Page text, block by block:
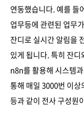
연동했습니다. 예를 들
업무등에 관련된 업무
잔디로 실시간 알림을
있게 됩니다. 특히 잔
n8n를 활용해 시스템
통해 매일 3000번 이상
등과 같이 전사 구성원